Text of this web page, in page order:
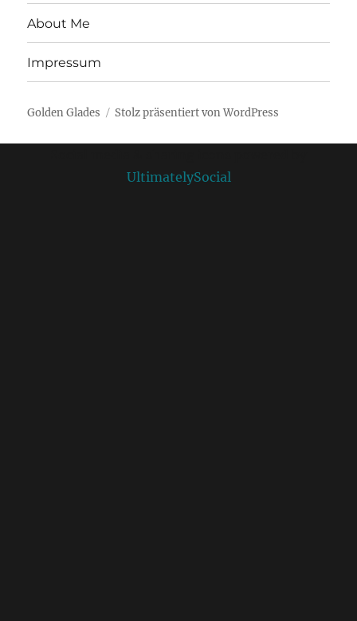
About Me
Impressum
Golden Glades Stolz präsentiert von WordPress
UltimatelySocial